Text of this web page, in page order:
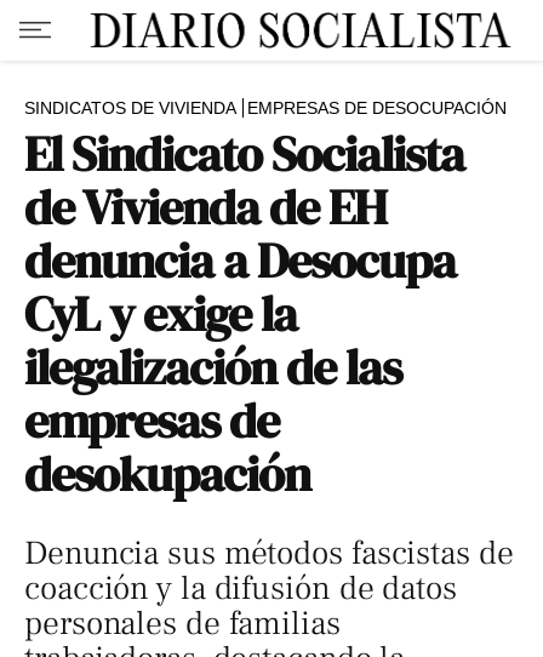
SINDICATOS DE VIVIENDA EMPRESAS DE DESOCUPACIÓN
El Sindicato Socialista
de Vivienda de EH
denuncia a Desocupa
CyL y exige la
ilegalización de las
empresas de
desokupación
Denuncia sus métodos fascistas de
coacción y la difusión de datos
personales de familias